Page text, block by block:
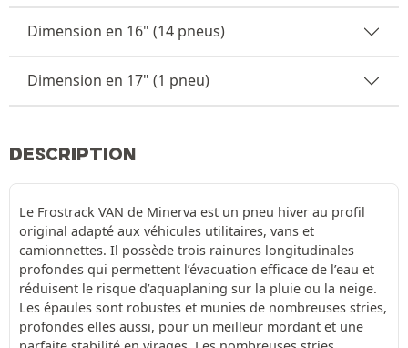
Dimension en 16" (14 pneus)
Dimension en 17" (1 pneu)
DESCRIPTION
Le Frostrack VAN de Minerva est un pneu hiver au profil
original adapté aux véhicules utilitaires, vans et
camionnettes. Il possède trois rainures longitudinales
profondes qui permettent l’évacuation efficace de l’eau et
réduisent le risque d’aquaplaning sur la pluie ou la neige.
Les épaules sont robustes et munies de nombreuses stries,
profondes elles aussi, pour un meilleur mordant et une